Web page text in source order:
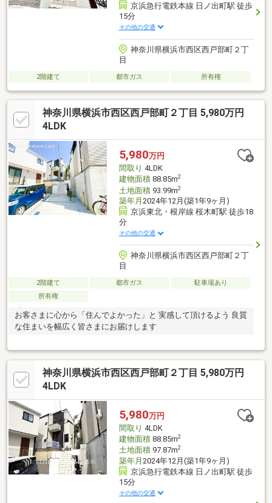
京浜急行電鉄本線 日ノ出町駅 徒歩
15分
その他の交通
神奈川県横浜市西区西戸部町２丁
目
2階建て 都市ガス 所有権
神奈川県横浜市西区西戸部町２丁目 5,980万円
4LDK
5,980万円
間取り 4LDK
建物面積88.85m2
土地面積93.99m2
築年月 2024年12月(築1年9ヶ月)
京浜東北・根岸線 桜木町駅 徒歩18
分
その他の交通
神奈川県横浜市西区西戸部町２丁
目
2階建て 都市ガス
駐車場あり
所有権
お客さまに心から「住んでよかった」と 実感して頂けるよう 良質
な住まいを幅広く皆さまにお届けします
神奈川県横浜市西区西戸部町２丁目 5,980万円
4LDK
5,980万円
間取り 4LDK
建物面積88.85m2
土地面積97.87m2
築年月 2024年12月(築1年9ヶ月)
京浜急行電鉄本線 日ノ出町駅 徒歩
15分
その他の交通